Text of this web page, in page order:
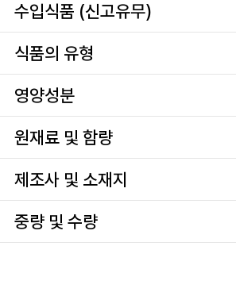
수입식품 (신고유무)
식품의 유형
영양성분
원재료 및 함량
제조사 및 소재지
중량 및 수량